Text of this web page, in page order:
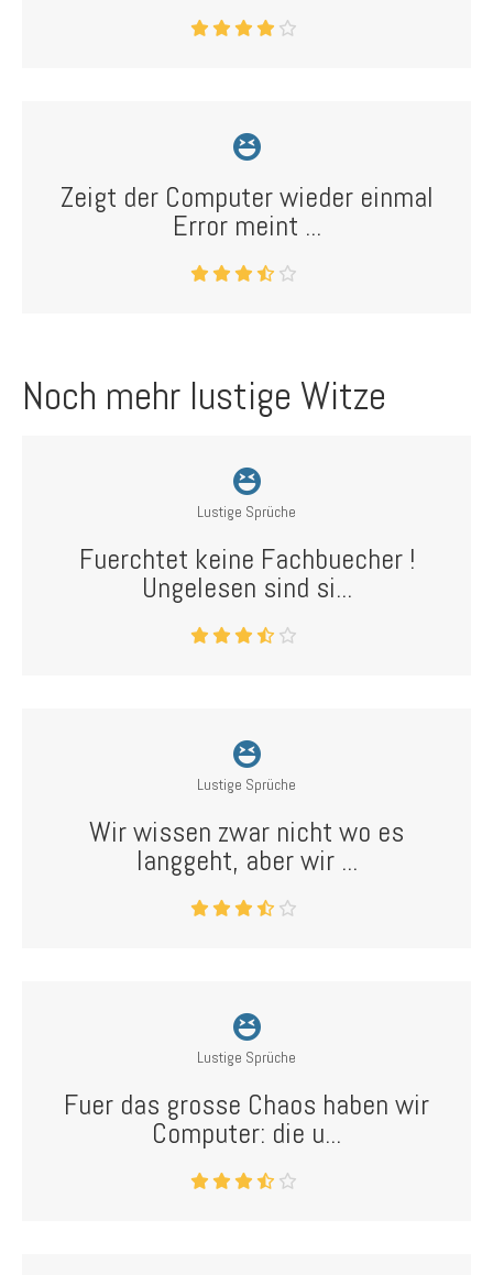
Zeigt der Computer wieder einmal
Error meint ...
Noch mehr lustige Witze
Lustige Sprüche
Fuerchtet keine Fachbuecher !
Ungelesen sind si...
Lustige Sprüche
Wir wissen zwar nicht wo es
langgeht, aber wir ...
Lustige Sprüche
Fuer das grosse Chaos haben wir
Computer: die u...